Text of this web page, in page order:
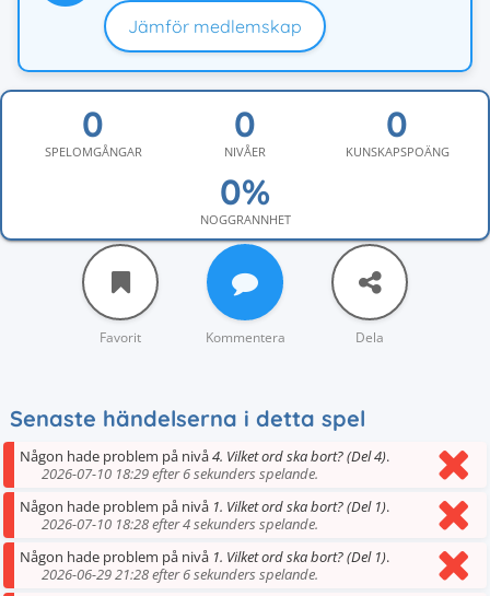
Jämför medlemskap
SPELOMGÅNGAR NIVÅER KUNSKAPSPOÄNG
NOGGRANNHET
Favorit Kommentera Dela
Senaste händelserna i detta spel
Någon hade problem på nivå4. Vilket ord ska bort? (Del 4).
2026-07-10 18:29 efter 6 sekunders spelande.
Någon hade problem på nivå 1. Vilket ord ska bort? (Del 1).
2026-07-10 18:28 efter 4 sekunders spelande.
Någon hade problem på nivå 1. Vilket ord ska bort? (Del 1).
2026-06-29 21:28 efter 6 sekunders spelande.